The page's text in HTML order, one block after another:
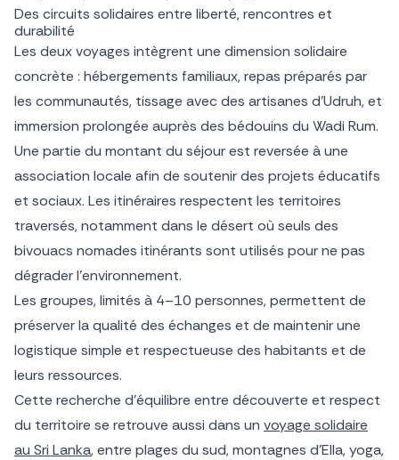
Des circuits solidaires entre liberté, rencontres et
durabilité
Les deux voyages intègrent une dimension solidaire
concrète : hébergements familiaux, repas préparés par
les communautés, tissage avec des artisanes d’Udruh, et
immersion prolongée auprès des bédouins du Wadi Rum.
Une partie du montant du séjour est reversée à une
association locale afin de soutenir des projets éducatifs
et sociaux. Les itinéraires respectent les territoires
traversés, notamment dans le désert où seuls des
bivouacs nomades itinérants sont utilisés pour ne pas
dégrader l’environnement.
Les groupes, limités à 4–10 personnes, permettent de
préserver la qualité des échanges et de maintenir une
logistique simple et respectueuse des habitants et de
leurs ressources.
Cette recherche d’équilibre entre découverte et respect
du territoire se retrouve aussi dans un voyage solidaire
au Sri Lanka, entre plages du sud, montagnes d’Ella, yoga,